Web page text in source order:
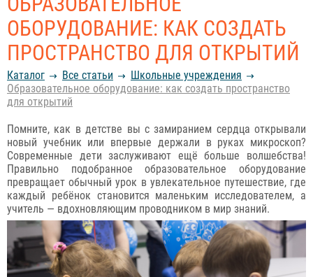
ОБОРУДОВАНИЕ: КАК СОЗДАТЬ
ПРОСТРАНСТВО ДЛЯ ОТКРЫТИЙ
Каталог Все статьи
Школьные учреждения
Образовательное оборудование: как создать пространство
для открытий
Помните, как в детстве вы с замиранием сердца открывали
новый учебник или впервые держали в руках микроскоп?
Современные дети заслуживают ещё больше волшебства!
Правильно подобранное образовательное оборудование
превращает обычный урок в увлекательное путешествие, где
каждый ребёнок становится маленьким исследователем, а
учитель — вдохновляющим проводником в мир знаний.